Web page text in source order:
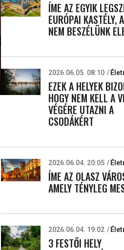
ÍME AZ EGYIK
EURÓPAI KASTÉLY,
NEM BESZÉLÜNK
2026.06.05. 08:10
EZEK A HELYEK
HOGY NEM KELL A
VÉGÉRE UTAZNI A
CSODÁKÉRT
2026.06.04. 20:05
ÍME AZ OLASZ
AMELY TÉNYLEG
2026.06.04. 19:02
3 FESTŐI HELY